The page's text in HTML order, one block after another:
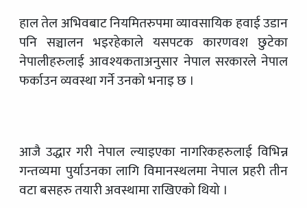
हाल तेल अभिवबाट नियमितरुपमा व्यावसायिक हवाई उडान
पनि सञ्चालन भइरहेकाले यसपटक कारणवश छुटेका
नेपालीहरुलाई आवश्यकताअनुसार नेपाल सरकारले नेपाल
फर्काउन व्यवस्था गर्ने उनको भनाइ छ ।
आजै उद्धार गरी नेपाल ल्याइएका नागरिकहरुलाई विभिन्न
गन्तव्यमा पुर्याउनका लागि विमानस्थलमा नेपाल प्रहरी तीन
वटा बसहरु तयारी अवस्थामा राखिएको थियो ।